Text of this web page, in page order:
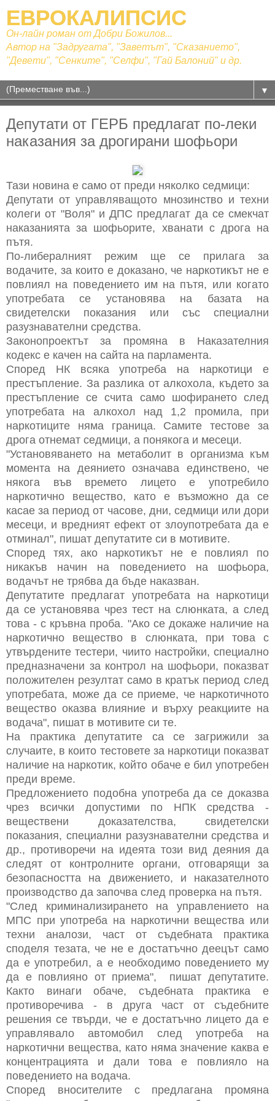
ЕВРОКАЛИПСИС
Он-лайн роман от Добри Божилов...
Автор на "Задругата", "Заветът", "Сказанието",
"Девети", "Сенките", "Селфи", "Гай Балоний" и др.
▼
Депутати от ГЕРБ предлагат по-леки
наказания за дрогирани шофьори
Тази новина е само от преди няколко седмици:
Депутати от управляващото мнозинство и техни
колеги от "Воля" и ДПС предлагат да се смекчат
наказанията за шофьорите, хванати с дрога на
пътя.
По-либералният режим ще се прилага за
водачите, за които е доказано, че наркотикът не е
повлиял на поведението им на пътя, или когато
употребата се установява на базата на
свидетелски показания или със специални
разузнавателни средства.
Законопроектът за промяна в Наказателния
кодекс е качен на сайта на парламента.
Според НК всяка употреба на наркотици е
престъпление. За разлика от алкохола, където за
престъпление се счита само шофирането след
употребата на алкохол над 1,2 промила, при
наркотиците няма граница. Самите тестове за
дрога отнемат седмици, а понякога и месеци.
"Установяването на метаболит в организма към
момента на деянието означава единствено, че
някога във времето лицето е употребило
наркотично вещество, като е възможно да се
касае за период от часове, дни, седмици или дори
месеци, и вредният ефект от злоупотребата да е
отминал", пишат депутатите си в мотивите.
Според тях, ако наркотикът не е повлиял по
никакъв начин на поведението на шофьора,
водачът не трябва да бъде наказван.
Депутатите предлагат употребата на наркотици
да се установява чрез тест на слюнката, а след
това - с кръвна проба. "Ако се докаже наличие на
наркотично вещество в слюнката, при това с
утвърдените тестери, чиито настройки, специално
предназначени за контрол на шофьори, показват
положителен резултат само в кратък период след
употребата, може да се приеме, че наркотичното
вещество оказва влияние и върху реакциите на
водача", пишат в мотивите си те.
На практика депутатите са се загрижили за
случаите, в които тестовете за наркотици показват
наличие на наркотик, който обаче е бил употребен
преди време.
Предложението подобна употреба да се доказва
чрез всички допустими по НПК средства -
веществени доказателства, свидетелски
показания, специални разузнавателни средства и
др., противоречи на идеята този вид деяния да
следят от контролните органи, отговарящи за
безопасността на движението, и наказателното
производство да започва след проверка на пътя.
"След криминализирането на управлението на
МПС при употреба на наркотични вещества или
техни аналози, част от съдебната практика
споделя тезата, че не е достатъчно деецът само
да е употребил, а е необходимо поведението му
да е повлияно от приема", пишат депутатите.
Както винаги обаче, съдебната практика е
противоречива - в друга част от съдебните
решения се твърди, че е достатъчно лицето да е
управлявало автомобил след употреба на
наркотични вещества, като няма значение каква е
концентрацията и дали това е повлияло на
поведението на водача.
Според вносителите с предлагана промяна